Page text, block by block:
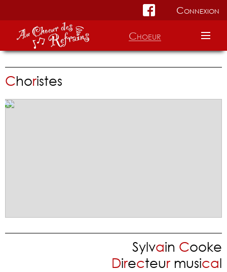
Connexion
Accueil
Choeur
Répertoire
Choristes
Sylvain Cooke
Directeurmusical